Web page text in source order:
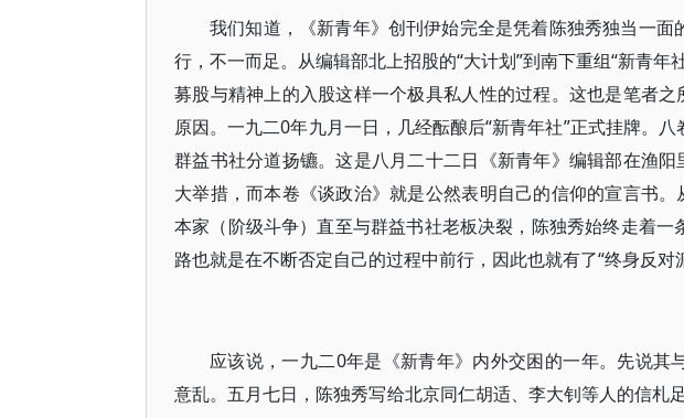
我们知道，《新青年》创刊伊始完全是凭着陈独秀独当一
行，不一而足。从编辑部北上招股的“大计划”到南下重组“新青年
募股与精神上的入股这样一个极具私人性的过程。这也是笔者之
原因。一九二0年九月一日，几经酝酿后“新青年社”正式挂牌。
群益书社分道扬镳。这是八月二十二日《新青年》编辑部在渔阳
大举措，而本卷《谈政治》就是公然表明自己的信仰的宣言书。
本家（阶级斗争）直至与群益书社老板决裂，陈独秀始终走着
路也就是在不断否定自己的过程中前行，因此也就有了“终身反对
应该说，一九二0年是《新青年》内外交困的一年。先说其
意乱。五月七日，陈独秀写给北京同仁胡适、李大钊等人的信札